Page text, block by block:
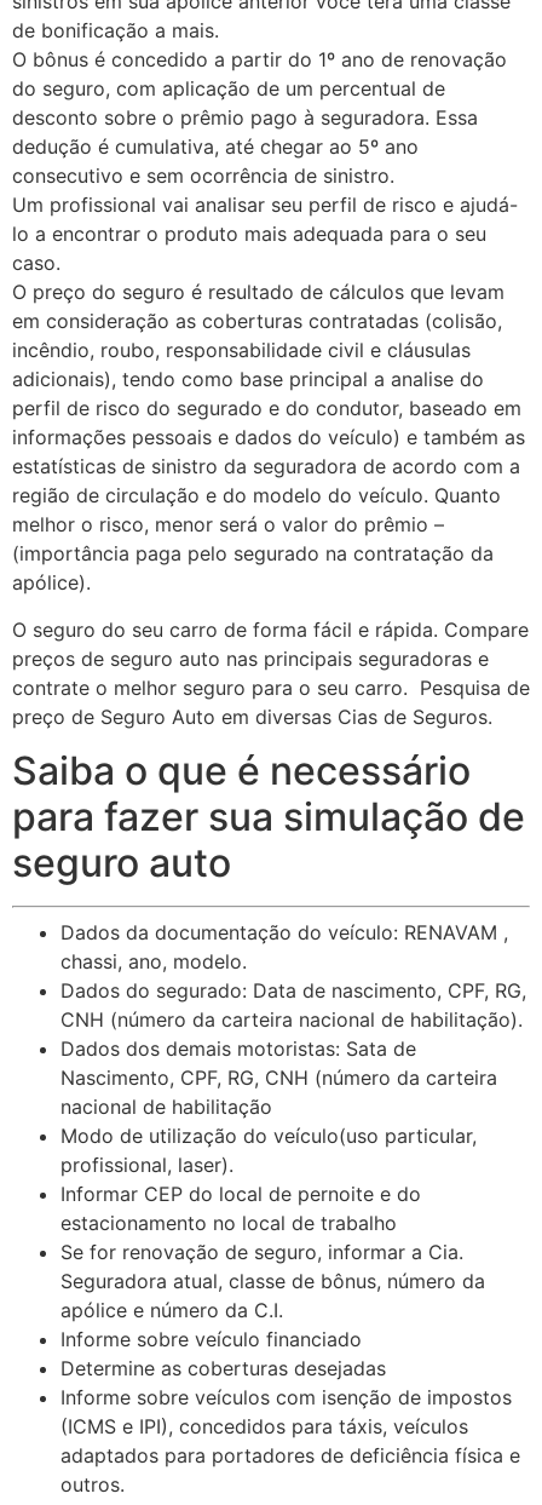
de bonificação a mais.
O bônus é concedido a partir do 1º ano de renovação
do seguro, com aplicação de um percentual de
desconto sobre o prêmio pago à seguradora. Essa
dedução é cumulativa, até chegar ao 5º ano
consecutivo e sem ocorrência de sinistro.
Um profissional vai analisar seu perfil de risco e ajudá-
lo a encontrar o produto mais adequada para o seu
caso.
O preço do seguro é resultado de cálculos que levam
em consideração as coberturas contratadas (colisão,
incêndio, roubo, responsabilidade civil e cláusulas
adicionais), tendo como base principal a analise do
perfil de risco do segurado e do condutor, baseado em
informações pessoais e dados do veículo) e também as
estatísticas de sinistro da seguradora de acordo com a
região de circulação e do modelo do veículo. Quanto
melhor o risco, menor será o valor do prêmio –
(importância paga pelo segurado na contratação da
apólice).
O seguro do seu carro de forma fácil e rápida. Compare
preços de seguro auto nas principais seguradoras e
contrate o melhor seguro para o seu carro. Pesquisa de
preço de Seguro Auto em diversas Cias de Seguros.
Saiba o que é necessário
para fazer sua simulação de
seguro auto
Dados da documentação do veículo: RENAVAM ,
chassi, ano, modelo.
Dados do segurado: Data de nascimento, CPF, RG,
CNH (número da carteira nacional de habilitação).
Dados dos demais motoristas: Sata de
Nascimento, CPF, RG, CNH (número da carteira
nacional de habilitação
Modo de utilização do veículo(uso particular,
profissional, laser).
Informar CEP do local de pernoite e do
estacionamento no local de trabalho
Se for renovação de seguro, informar a Cia.
Seguradora atual, classe de bônus, número da
apólice e número da C.I.
Informe sobre veículo financiado
Determine as coberturas desejadas
Informe sobre veículos com isenção de impostos
(ICMS e IPI), concedidos para táxis, veículos
adaptados para portadores de deficiência física e
outros.